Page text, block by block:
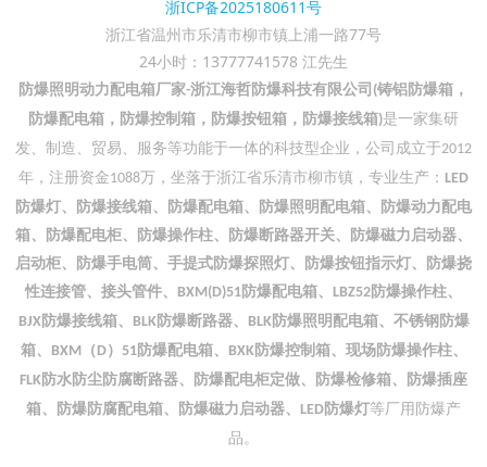
浙ICP备2025180611号
浙江省温州市乐清市柳市镇上浦一路77号
24小时：13777741578 江先生
防爆照明动力配电箱厂家-浙江海哲防爆科技有限公司 (铸铝防爆箱，
防爆配电箱，防爆控制箱，防爆按钮箱，防爆接线箱)是一家集研
发、制造、贸易、服务等功能于一体的科技型企业，公司成立于2012
年，注册资金1088万，坐落于浙江省乐清市柳市镇，专业生产： LED
防爆灯、防爆接线箱、防爆配电箱、防爆照明配电箱、防爆动力配电
箱、防爆配电柜、防爆操作柱、防爆断路器开关、防爆磁力启动器、
启动柜、防爆手电筒、手提式防爆探照灯、防爆按钮指示灯、防爆挠
性连接管、接头管件、 BXM(D)51防爆配电箱、 LBZ52防爆操作柱、
BJX防爆接线箱、 BLK防爆断路器、 BLK防爆照明配电箱、不锈钢防爆
箱、 BXM（D） 51防爆配电箱、 BXK防爆控制箱、现场防爆操作柱、
FLK防水防尘防腐断路器、防爆配电柜定做、防爆检修箱、防爆插座
箱、防爆防腐配电箱、防爆磁力启动器、 LED防爆灯等厂用防爆产
品。